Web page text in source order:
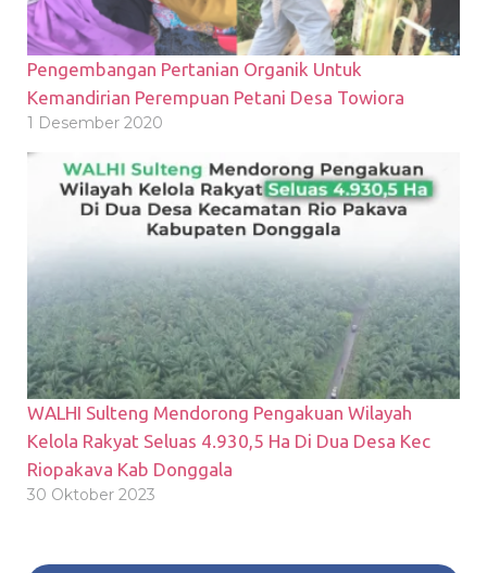
Pengembangan Pertanian Organik Untuk
Kemandirian Perempuan Petani Desa Towiora
1 Desember 2020
WALHI Sulteng Mendorong Pengakuan Wilayah
Kelola Rakyat Seluas 4.930,5 Ha Di Dua Desa Kec
Riopakava Kab Donggala
30 Oktober 2023